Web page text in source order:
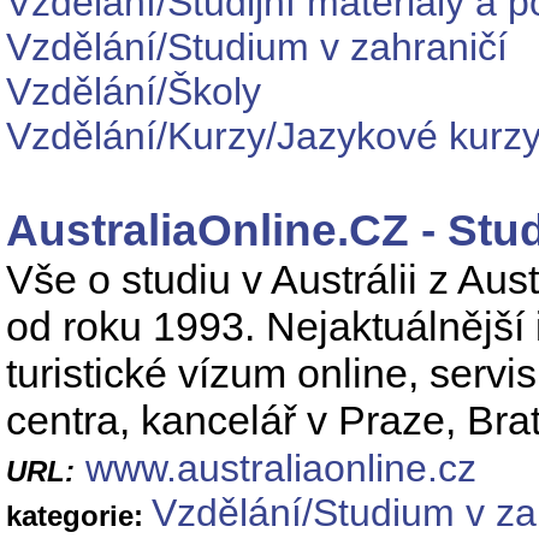
Vzdělání/Studium v zahraničí
Vzdělání/Školy
Vzdělání/Kurzy/Jazykové
AustraliaOnline.CZ -
Vše o studiu v Austrálii z
od roku 1993.
turistické vízum online,
centra, kancelář v Praze,
URL: www.australiaonline.cz
kategorie: Vzdělání/Studium v